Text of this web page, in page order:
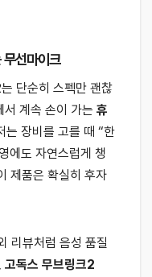
무선마이크
단순히 스펙만 괜찮
계속 손이 가는 휴
는 장비를 고를 때 “한
에도 자연스럽게 챙
제품은 확실히 후자
리뷰처럼 음성 품질
고독스 무브링크2